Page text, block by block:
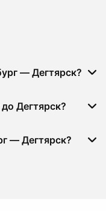
— Дегтярск?
Дегтярск?
— Дегтярск?